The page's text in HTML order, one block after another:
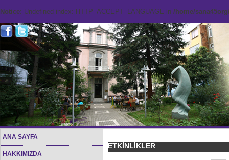
Notice: Undefined index: HTTP_ACCEPT_LANGUAGE in /home/
ANA SAYFA
HAKKIMIZDA
ETKİNLİKLER